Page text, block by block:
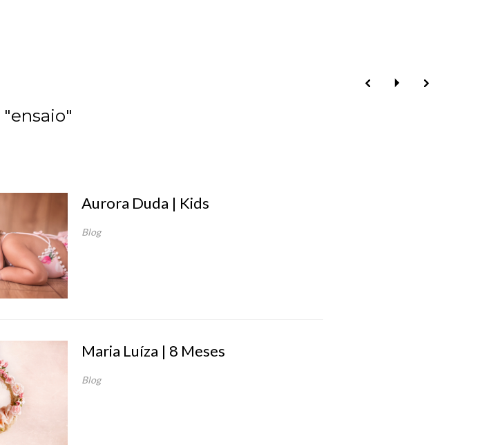
"ensaio"
Aurora Duda | Kids
Blog
Maria Luíza | 8 Meses
Blog